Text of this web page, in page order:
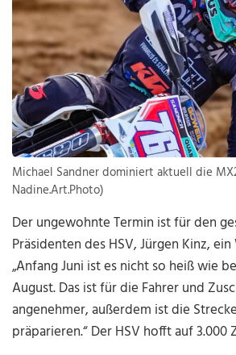
Michael Sandner dominiert aktuell die
Nadine.Art.Photo)
Der ungewohnte Termin ist für den
Präsidenten des HSV, Jürgen Kinz,
„Anfang Juni ist es nicht so heiß wie
August. Das ist für die Fahrer und
angenehmer, außerdem ist die
präparieren.“ Der HSV hofft auf 3.000